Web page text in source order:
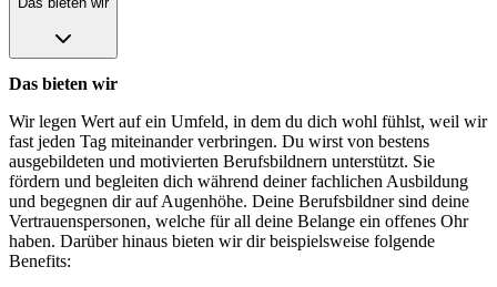
Das bieten wir
Wir legen Wert auf ein Umfeld, in dem du dich wohl fühlst, weil wir
fast jeden Tag miteinander verbringen. Du wirst von bestens
ausgebildeten und motivierten Berufsbildnern unterstützt. Sie
fördern und begleiten dich während deiner fachlichen Ausbildung
und begegnen dir auf Augenhöhe. Deine Berufsbildner sind deine
Vertrauenspersonen, welche für all deine Belange ein offenes Ohr
haben. Darüber hinaus bieten wir dir beispielsweise folgende
Benefits: